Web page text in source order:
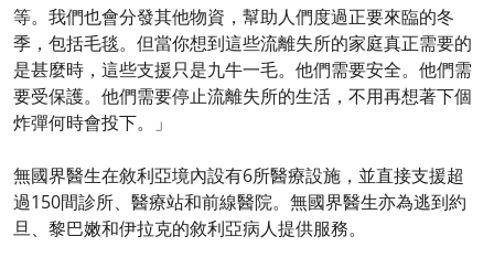
等。我們也會分發其他物資，幫助人們度過正要來臨的冬
季，包括毛毯。但當你想到這些流離失所的家庭真正需要的
是甚麼時，這些支援只是九牛一毛。他們需要安全。他們需
要受保護。他們需要停止流離失所的生活，不用再想著下個
炸彈何時會投下。」
無國界醫生在敘利亞境內設有6所醫療設施，並直接支援超
過150間診所、醫療站和前線醫院。無國界醫生亦為逃到約
旦、黎巴嫩和伊拉克的敘利亞病人提供服務。